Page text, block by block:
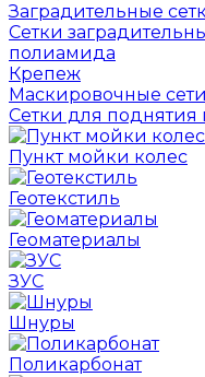
Заградительные
Сетки
полиамида
Крепеж
Маскировочные сети
Сетки для поднятия
Пункт мойки колес
Геотекстиль
Геоматериалы
ЗУС
Шнуры
Поликарбонат